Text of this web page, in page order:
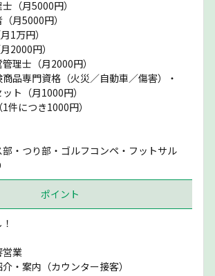
（月5000円）
月5000円）
1万円）
2000円）
理士（月2000円）
品専門資格（火災／自動車／傷害）・
ト（月1000円）
件につき1000円）
・つり部・ゴルフコンペ・フットサル
ポイント
営業
・案内（カウンター接客）